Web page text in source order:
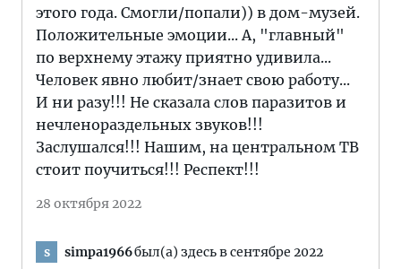
этого года. Смогли/попали)) в дом-музей.
Положительные эмоции... А, "главный"
по верхнему этажу приятно удивила...
Человек явно любит/знает свою работу...
И ни разу!!! Не сказала слов паразитов и
нечленораздельных звуков!!!
Заслушался!!! Нашим, на центральном ТВ
стоит поучиться!!! Респект!!!
28 октября 2022
s simpa1966был(а) здесь в сентябре 2022